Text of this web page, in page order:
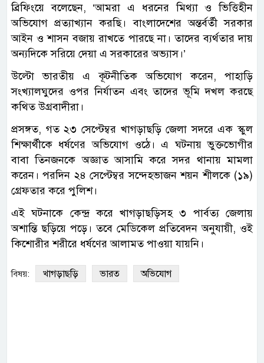
ব্রিফিংয়ে বলেছেন, ‘আমরা এ ধরনের মিথ্যা ও ভিত্তিহীন
অভিযোগ প্রত্যাখ্যান করছি। বাংলাদেশের অন্তর্বর্তী সরকার
আইন ও শাসন বজায় রাখতে পারছে না। তাদের ব্যর্থতার দায়
অন্যদিকে সরিয়ে দেয়া এ সরকারের অভ্যাস।’
উল্টো ভারতীয় এ কূটনীতিক অভিযোগ করেন, পাহাড়ি
সংখ্যালঘুদের ওপর নির্যাতন এবং তাদের ভূমি দখল করছে
কথিত উগ্রবাদীরা।
প্রসঙ্গত, গত ২৩ সেপ্টেম্বর খাগড়াছড়ি জেলা সদরে এক স্কুল
শিক্ষার্থীকে ধর্ষণের অভিযোগ ওঠে। এ ঘটনায় ভুক্তভোগীর
বাবা তিনজনকে অজ্ঞাত আসামি করে সদর থানায় মামলা
করেন। পরদিন ২৪ সেপ্টেম্বর সন্দেহভাজন শয়ন শীলকে (১৯)
গ্রেফতার করে পুলিশ।
এই ঘটনাকে কেন্দ্র করে খাগড়াছড়িসহ ৩ পার্বত্য জেলায়
অশান্তি ছড়িয়ে পড়ে। তবে মেডিকেল প্রতিবেদন অনুযায়ী, ওই
কিশোরীর শরীরে ধর্ষণের আলামত পাওয়া যায়নি।
বিষয়: খাগড়াছড়ি ভারত অভিযোগ